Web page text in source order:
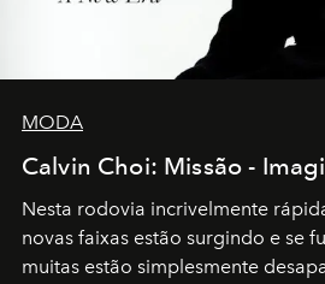
MODA
Calvin Choi: Missão -
Nesta rodovia incrivelmente
novas faixas estão surgindo e se
muitas estão simplesmente